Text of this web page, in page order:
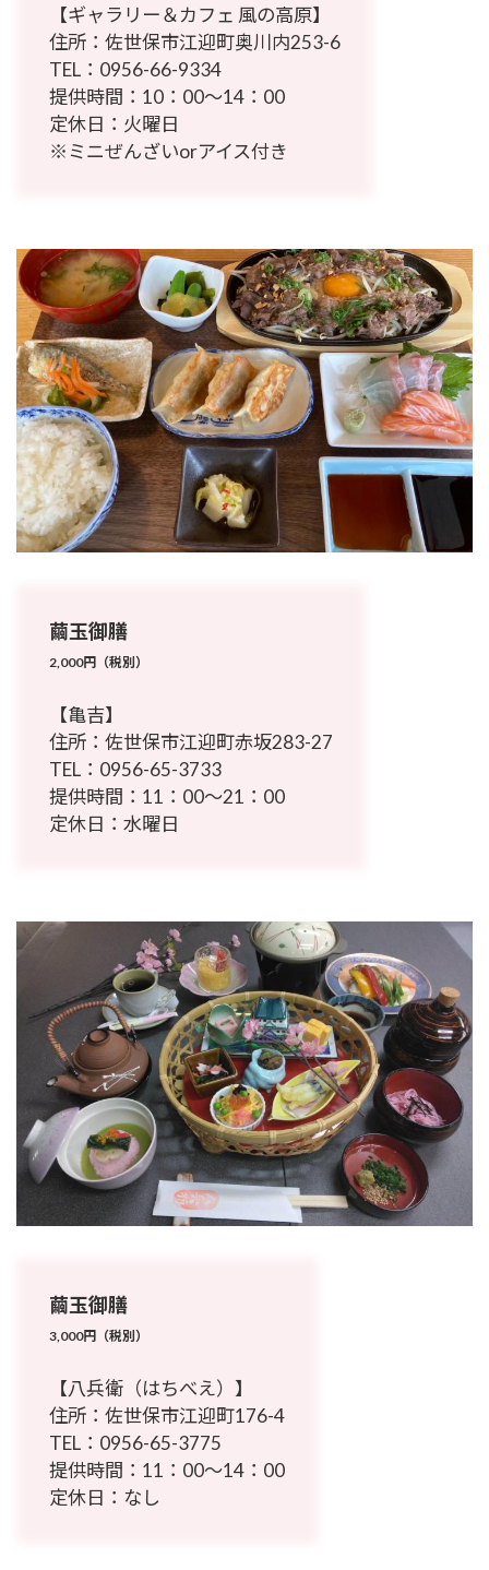
【ギャラリー＆カフェ 風の高原】
住所：佐世保市江迎町奥川内253-6
TEL： 0956-66-9334
提供時間：10：00～14：00
定休日：火曜日
※ミニぜんざいorアイス付き
繭玉御膳
2,000円（税別）
【亀吉】
住所：佐世保市江迎町赤坂283-27
TEL： 0956-65-3733
提供時間：11：00～21：00
定休日：水曜日
繭玉御膳
3,000円（税別）
【八兵衛（はちべえ）】
住所：佐世保市江迎町176-4
TEL： 0956-65-3775
提供時間：11：00～14：00
定休日：なし